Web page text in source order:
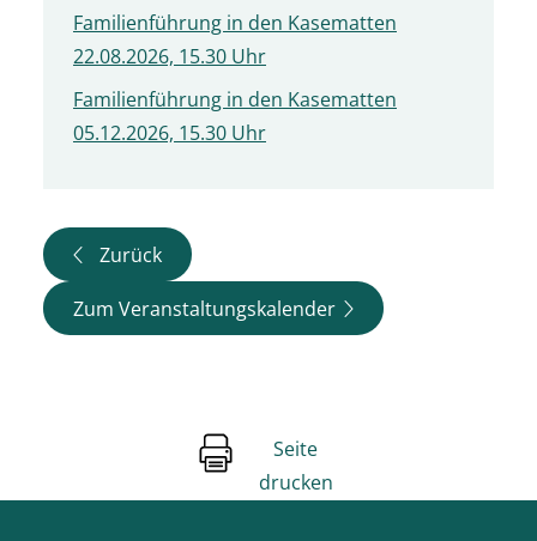
Familienführung in den Kasematten
22.08.2026, 15.30 Uhr
Familienführung in den Kasematten
05.12.2026, 15.30 Uhr
Zurück
Zum Veranstaltungskalender
Seite
drucken